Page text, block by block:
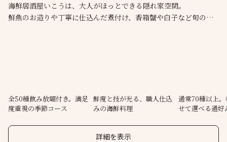
海鮮居酒屋いこうは、大人がほっとできる隠れ家空間。
鮮魚のお造りや丁寧に仕込んだ煮付け、香箱蟹や白子など旬の逸
全50種飲み放題付き。満足
度重視の季節コース
鮮度と技が光る、職人仕込
みの海鮮料理
通常70種以上
せて選べる通好
詳細を表示